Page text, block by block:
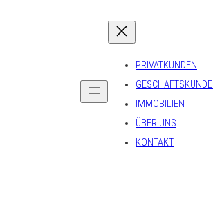
PRIVATKUNDEN
IMMOBILIEN
ÜBER UNS
KONTAKT